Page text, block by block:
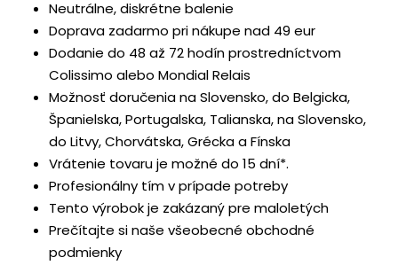
Neutrálne, diskrétne balenie
Doprava zadarmo pri nákupe nad 49 eur
Dodanie do 48 až 72 hodín prostredníctvom
Colissimo alebo Mondial Relais
Možnosť doručenia na Slovensko, do Belgicka,
Španielska, Portugalska, Talianska, na Slovensko,
do Litvy, Chorvátska, Grécka a Fínska
Vrátenie tovaru je možné do 15 dní*.
Profesionálny tím v prípade potreby
Tento výrobok je zakázaný pre maloletých
Prečítajte si naše všeobecné obchodné
podmienky